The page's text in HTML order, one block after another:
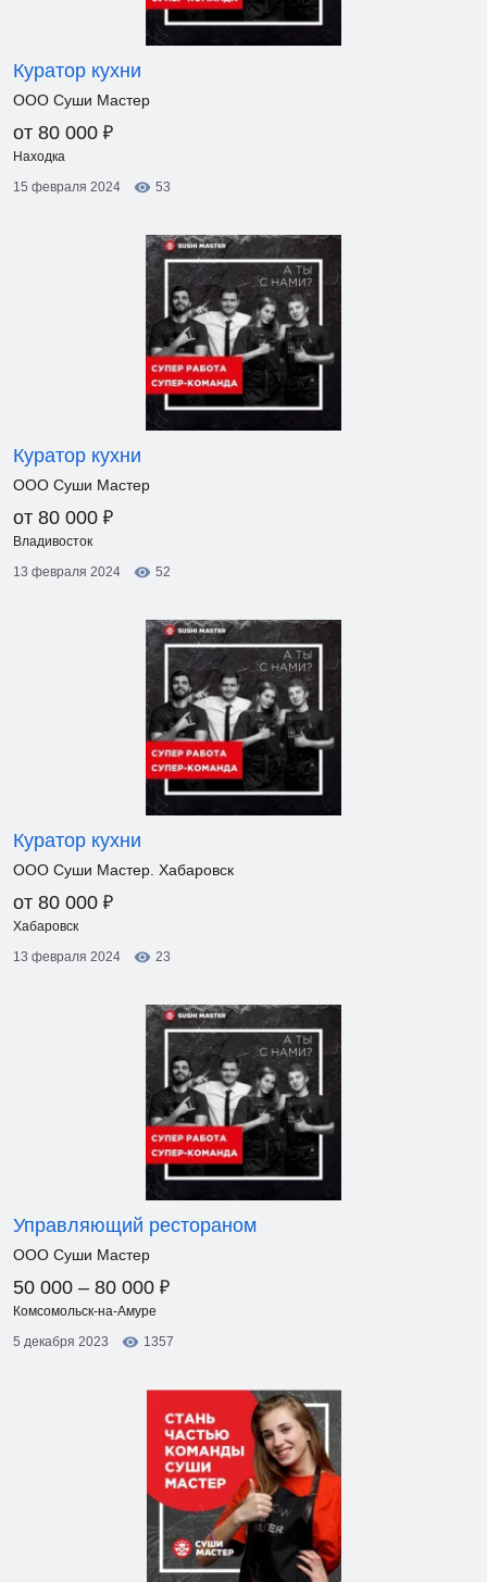
Куратор кухни
ООО Суши Мастер
от 80 000 ₽
Находка
15 февраля 2024
53
Куратор кухни
ООО Суши Мастер
от 80 000 ₽
Владивосток
13 февраля 2024
52
Куратор кухни
ООО Суши Мастер. Хабаровск
от 80 000 ₽
Хабаровск
13 февраля 2024
23
Управляющий рестораном
ООО Суши Мастер
50 000 – 80 000 ₽
Комсомольск-на-Амуре
5 декабря 2023
1357